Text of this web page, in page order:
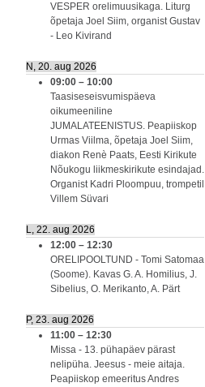
VESPER orelimuusikaga. Liturg
õpetaja Joel Siim, organist Gustav
- Leo Kivirand
N, 20. aug 2026
09:00 – 10:00
Taasiseseisvumispäeva
oikumeeniline
JUMALATEENISTUS. Peapiiskop
Urmas Viilma, õpetaja Joel Siim,
diakon Renè Paats, Eesti Kirikute
Nõukogu liikmeskirikute esindajad.
Organist Kadri Ploompuu, trompetil
Villem Süvari
L, 22. aug 2026
12:00 – 12:30
ORELIPOOLTUND - Tomi Satomaa
(Soome). Kavas G. A. Homilius, J.
Sibelius, O. Merikanto, A. Pärt
P, 23. aug 2026
11:00 – 12:30
Missa - 13. pühapäev pärast
nelipüha. Jeesus - meie aitaja.
Peapiiskop emeeritus Andres